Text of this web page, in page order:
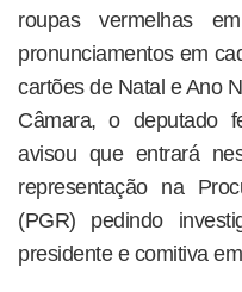
roupas vermelhas
pronunciamentos em
cartões de Natal e Ano
Câmara, o deputado
avisou que entrará
representação na
(PGR) pedindo
presidente e comitiva